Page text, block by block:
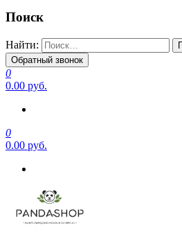
Поиск
Найти:
Обратный звонок
0
0.00 руб.
0
0.00 руб.